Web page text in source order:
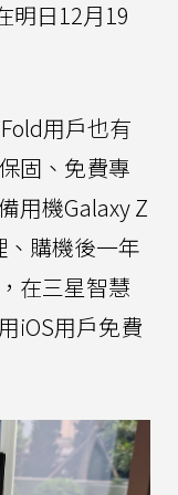
明日12月19
用戶也有
固、免費專
用機Galaxy Z
購機後一年
在三星智慧
iOS用戶免費